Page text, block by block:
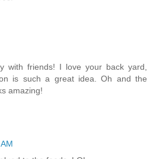
with friends! I love your back yard,
is such a great idea. Oh and the
amazing!